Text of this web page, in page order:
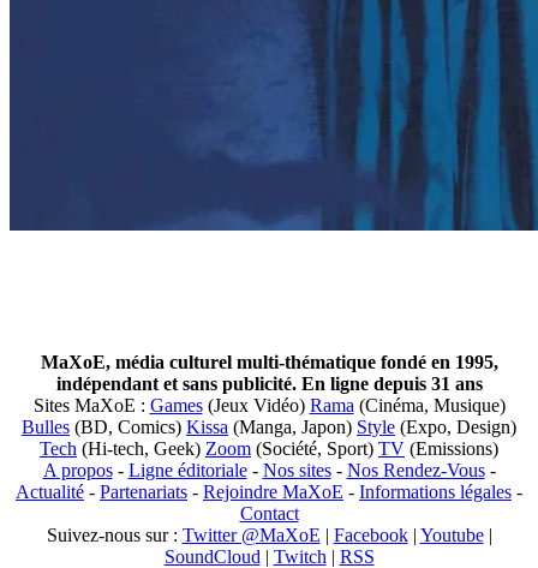
MaXoE, média culturel multi-thématique fondé en 1995,
indépendant et sans publicité. En ligne depuis 31 ans
Sites MaXoE : Games(Jeux Vidéo) Rama (Cinéma, Musique)
Bulles (BD, Comics) Kissa (Manga, Japon) Style (Expo, Design)
Tech (Hi-tech, Geek) Zoom (Société, Sport) TV (Emissions)
A propos- Ligne éditoriale- Nos sites- Nos Rendez-Vous-
Actualité - Partenariats - Rejoindre MaXoE - Informations légales -
Contact
Suivez-nous sur : Twitter @MaXoE | Facebook| Youtube|
SoundCloud | Twitch | RSS